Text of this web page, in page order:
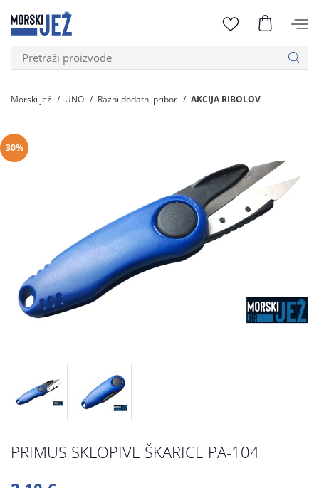
Morski jež UNO Razni dodatni pribor AKCIJA RIBOLOV
30%
PRIMUS SKLOPIVE ŠKARICE PA-104